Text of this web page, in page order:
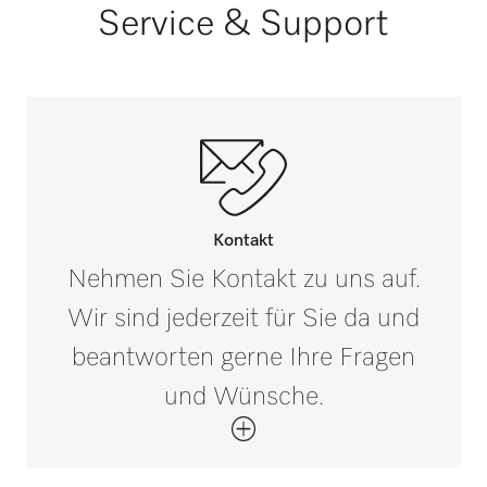
D 500-2000
D 500-3000
D 500-3300
Service & Support
Kontakt
Nehmen Sie Kontakt zu uns auf.
Wir sind jederzeit für Sie da und
beantworten gerne Ihre Fragen
und Wünsche.